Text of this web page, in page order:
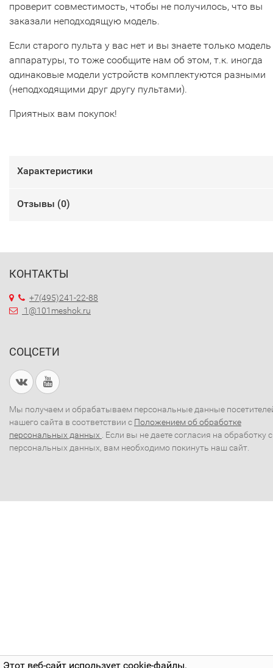
Этот веб-сайт использует cookie-файлы.
проверит совместимость, чтобы не получилось, что вы
заказали неподходящую модель.
Если старого пульта у вас нет и вы знаете только модель
аппаратуры, то тоже сообщите нам об этом, т.к. иногда
одинаковые модели устройств комплектуются разными
(неподходящими друг другу пультами).
Приятных вам покупок!
Характеристики
Отзывы (0)
КОНТАКТЫ
+7(495)241-22-88
1@101meshok.ru
СОЦСЕТИ
Мы получаем и обрабатываем персональные данные
нашего сайта в соответствии с Положением об обработке
персональных данных . Если вы не даете согласия на обработку
персональных данных, вам необходимо покинуть наш сайт.